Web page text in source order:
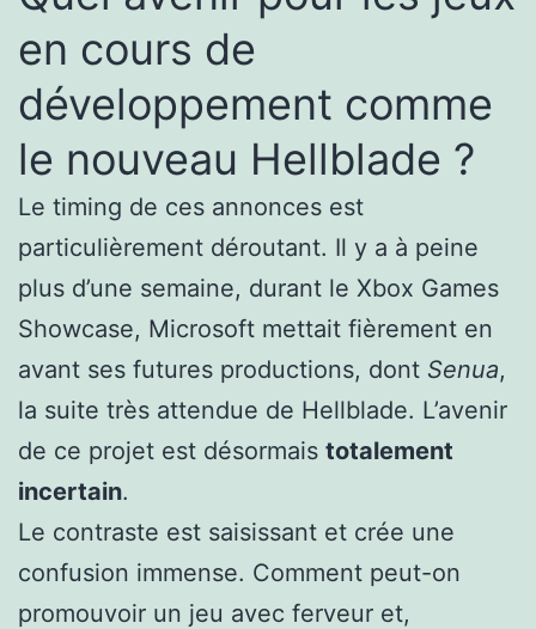
en cours de
développement comme
le nouveau Hellblade ?
Le timing de ces annonces est
particulièrement déroutant. Il y a à peine
plus d’une semaine, durant le Xbox Games
Showcase, Microsoft mettait fièrement en
avant ses futures productions, dont Senua,
la suite très attendue de Hellblade. L’avenir
de ce projet est désormais totalement
incertain.
Le contraste est saisissant et crée une
confusion immense. Comment peut-on
promouvoir un jeu avec ferveur et,